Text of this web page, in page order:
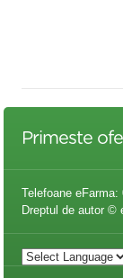
Primeste
Telefoane eFarma:
Dreptul de autor ©